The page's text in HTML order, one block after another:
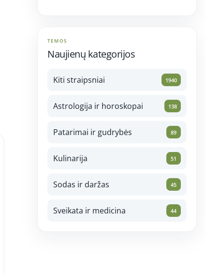
TEMOS
Naujienų kategorijos
Kiti straipsniai 1940
Astrologija ir horoskopai 138
Patarimai ir gudrybės 89
Kulinarija 51
Sodas ir daržas 45
Sveikata ir medicina 44